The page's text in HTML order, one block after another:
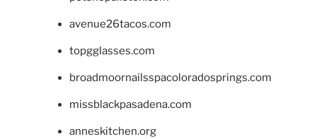
avenue26tacos.com
topgglasses.com
broadmoornailsspacoloradosprings.com
missblackpasadena.com
anneskitchen.org